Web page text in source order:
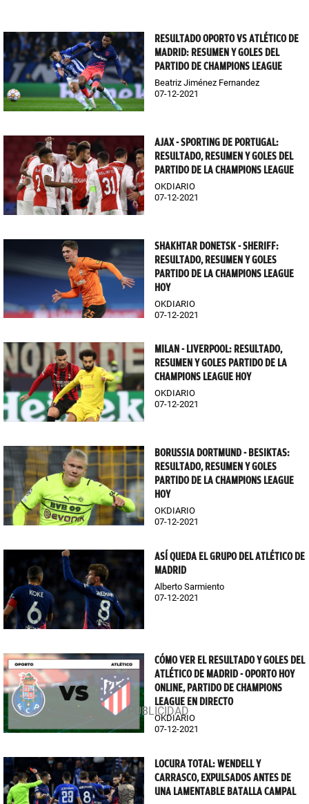
RESULTADO OPORTO VS ATLÉTICO DE
MADRID: RESUMEN Y GOLES DEL
PARTIDO DE CHAMPIONS LEAGUE
Beatriz Jiménez Fernandez
07-12-2021
AJAX - SPORTING DE PORTUGAL:
RESULTADO, RESUMEN Y GOLES DEL
PARTIDO DE LA CHAMPIONS LEAGUE
OKDIARIO
07-12-2021
SHAKHTAR DONETSK - SHERIFF:
RESULTADO, RESUMEN Y GOLES
PARTIDO DE LA CHAMPIONS LEAGUE
HOY
OKDIARIO
07-12-2021
MILAN - LIVERPOOL: RESULTADO,
RESUMEN Y GOLES PARTIDO DE LA
CHAMPIONS LEAGUE HOY
OKDIARIO
07-12-2021
BORUSSIA DORTMUND - BESIKTAS:
RESULTADO, RESUMEN Y GOLES
PARTIDO DE LA CHAMPIONS LEAGUE
HOY
OKDIARIO
07-12-2021
ASÍ QUEDA EL GRUPO DEL ATLÉTICO DE
MADRID
Alberto Sarmiento
07-12-2021
CÓMO VER EL RESULTADO Y GOLES DEL
ATLÉTICO DE MADRID - OPORTO HOY
ONLINE, PARTIDO DE CHAMPIONS
LEAGUE EN DIRECTO
OKDIARIO
07-12-2021
LOCURA TOTAL: WENDELL Y
CARRASCO, EXPULSADOS ANTES DE
UNA LAMENTABLE BATALLA CAMPAL